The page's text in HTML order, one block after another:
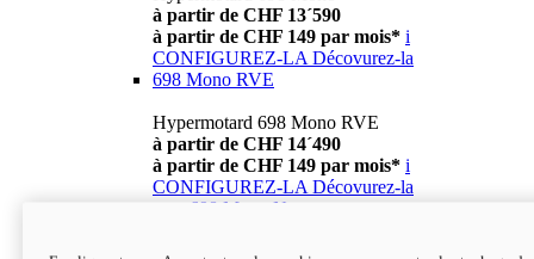
à partir de CHF 13´590
à partir de CHF 149 par mois* i
CONFIGUREZ-LA Décovurez-la
698 Mono RVE
Hypermotard 698 Mono RVE
à partir de CHF 14´490
à partir de CHF 149 par mois* i
CONFIGUREZ-LA Décovurez-la
698 Mono Nera
Hypermotard 698 Mono Nera